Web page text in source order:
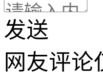
发送
网友评